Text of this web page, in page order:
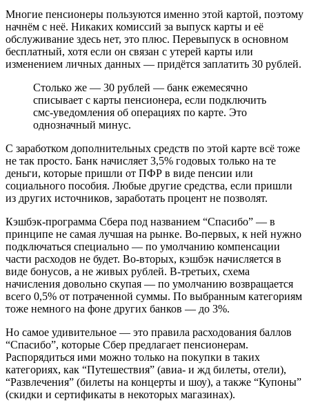
Многие пенсионеры пользуются именно этой картой, поэтому
начнём с неё. Никаких комиссий за выпуск карты и её
обслуживание здесь нет, это плюс. Перевыпуск в основном
бесплатный, хотя если он связан с утерей карты или
изменением личных данных — придётся заплатить 30 рублей.
Столько же — 30 рублей — банк ежемесячно
списывает с карты пенсионера, если подключить
смс-уведомления об операциях по карте. Это
однозначный минус.
С заработком дополнительных средств по этой карте всё тоже
не так просто. Банк начисляет 3,5% годовых только на те
деньги, которые пришли от ПФР в виде пенсии или
социального пособия. Любые другие средства, если пришли
из других источников, заработать процент не позволят.
Кэшбэк-программа Сбера под названием “Спасибо” — в
принципе не самая лучшая на рынке. Во-первых, к ней нужно
подключаться специально — по умолчанию компенсации
части расходов не будет. Во-вторых, кэшбэк начисляется в
виде бонусов, а не живых рублей. В-третьих, схема
начисления довольно скупая — по умолчанию возвращается
всего 0,5% от потраченной суммы. По выбранным категориям
тоже немного на фоне других банков — до 3%.
Но самое удивительное — это правила расходования баллов
“Спасибо”, которые Сбер предлагает пенсионерам.
Распорядиться ими можно только на покупки в таких
категориях, как “Путешествия” (авиа- и жд билеты, отели),
“Развлечения” (билеты на концерты и шоу), а также “Купоны”
(скидки и сертификаты в некоторых магазинах).